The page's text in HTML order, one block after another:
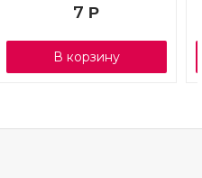
7 Р
В корзину